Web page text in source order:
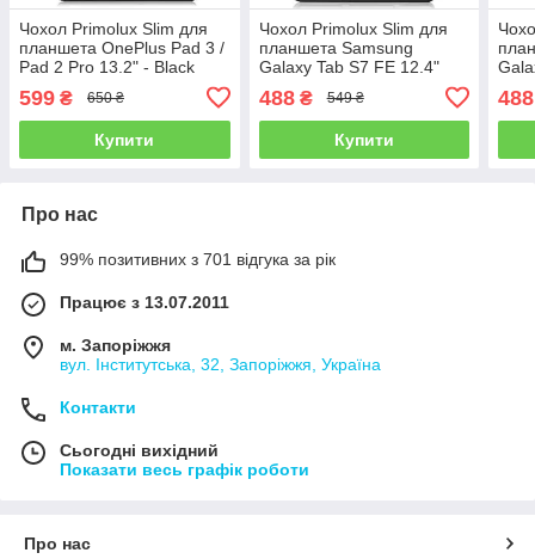
Чохол Primolux Slim для
планшета OnePlus Pad 3 /
Pad 2 Pro 13.2" - Black
599 ₴ 650 ₴
Купити
Чохол Primolux Slim для
планшета Samsung
Galaxy Tab S7 FE 12.4"
(SM-T730 / SM-T735 / SM-
T736) - Black
488₴ 549 ₴
Купити
488
Про нас
99% позитивних з 701 відгука за рік
Працює з 13.07.2011
м. Запоріжжя
вул. Інститутська, 32, Запоріжжя, Україна
Контакти
Сьогодні вихідний
Показати весь графік роботи
Про нас